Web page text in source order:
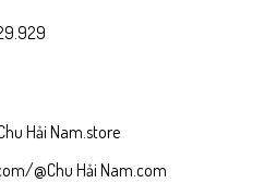
Hải Nam.store
@Chu Hải Nam.com